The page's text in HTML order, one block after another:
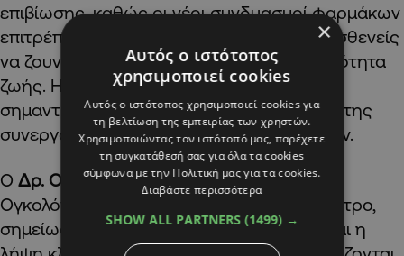
επιβίωσης, καθώς οι νέοι συνδυασμοί φαρμάκων
επιτρέπουν, σήμερα, σε περισσότερους ασθενείς
να ζουν περισσότερο και με καλύτερη ποιότητα
ζωής. Η κα Βασιλειάδου κατέληξε ότι είναι
σημαντική η υποστήριξη της έρευνας και της
συνεργασίας ιατρών, ασθενών και φορέων.
Ο Δρ. Ονούφριος Τσαβαρής, Παθολόγος
Ογκολόγος στο Γερμανικό Ογκολογικό Κέντρο,
σημείωσε ότι η φροντίδα των ασθενών και η
×
Αυτός ο ιστότοπος
χρησιμοποιεί cookies
Αυτός ο ιστότοπος χρησιμοποιεί cookies για
τη βελτίωση της εμπειρίας των χρηστών.
Χρησιμοποιώντας τον ιστότοπό μας, παρέχετε
τη συγκατάθεσή σας για όλα τα cookies
σύμφωνα με την Πολιτική μας για τα cookies.
Διαβάστε περισσότερα
SHOW ALL PARTNERS (1499) →